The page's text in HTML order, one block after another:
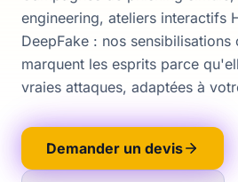
engineering, ateliers interactifs
DeepFake : nos sensibilisations
marquent les esprits parce
vraies attaques, adaptées à
Demander un devis